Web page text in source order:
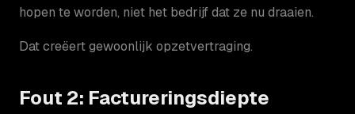
hopen te worden, niet het bedrijf dat ze nu draaien.
Dat creëert gewoonlijk opzetvertraging.
Fout 2: Factureringsdiepte